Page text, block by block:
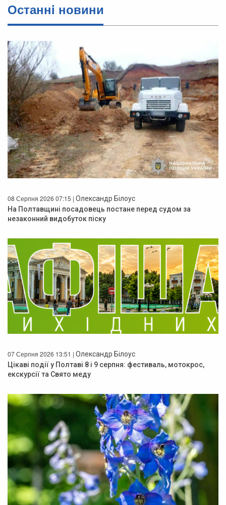
Останнi новини
08 Серпня 2026 07:15 | Олександр Білоус
На Полтавщині посадовець постане перед судом за
незаконний видобуток піску
07 Серпня 2026 13:51 | Олександр Білоус
Цікаві події у Полтаві 8 і 9 серпня: фестиваль, мотокрос,
екскурсії та Свято меду